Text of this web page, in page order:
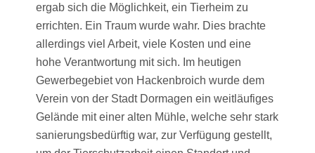
ergab sich die Möglichkeit, ein Tierheim zu
errichten. Ein Traum wurde wahr. Dies brachte
allerdings viel Arbeit, viele Kosten und eine
hohe Verantwortung mit sich. Im heutigen
Gewerbegebiet von Hackenbroich wurde dem
Verein von der Stadt Dormagen ein weitläufiges
Gelände mit einer alten Mühle, welche sehr stark
sanierungsbedürftig war, zur Verfügung gestellt,